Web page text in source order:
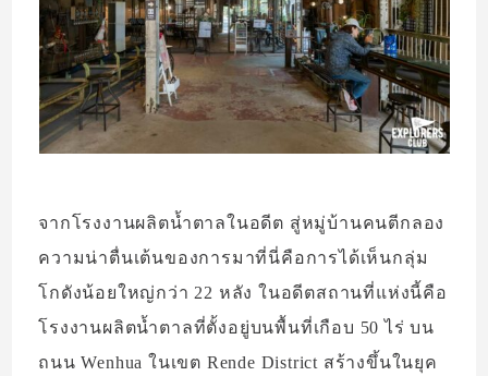
จากโรงงานผลิตน้ำตาลในอดีต สู่หมู่บ้านคนตีกลอง
ความน่าตื่นเต้นของการมาที่นี่คือการได้เห็นกลุ่ม
โกดังน้อยใหญ่กว่า 22 หลัง ในอดีตสถานที่แห่งนี้คือ
โรงงานผลิตน้ำตาลที่ตั้งอยู่บนพื้นที่เกือบ 50 ไร่ บน
ถนน Wenhua ในเขต Rende District สร้างขึ้นในยุค